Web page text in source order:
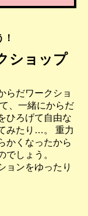
ショップ
らだワークショ
、一緒にからだ
ひろげて自由な
みたり…。 重力
かくなったから
でしょう。
ョンをゆったり